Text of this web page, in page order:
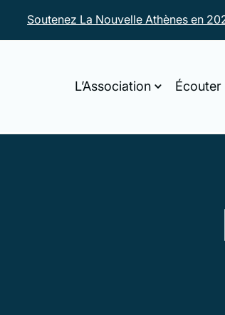
Soutenez La Nouvelle Athènes en
L’Association Écouter